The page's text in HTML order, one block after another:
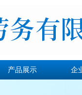
产品展示 企